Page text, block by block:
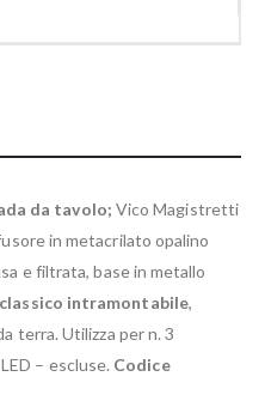
da tavolo; Vico Magistretti
in metacrilato opalino
e filtrata, base in metallo
intramontabile,
terra. Utilizza per n. 3
– escluse. Codice